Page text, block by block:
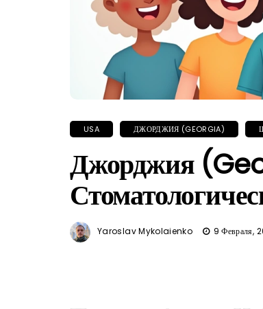
USA ДЖОРДЖИЯ (GEORGIA)
Джорджия
Yaroslav Mykolaienko 9 Февраля,